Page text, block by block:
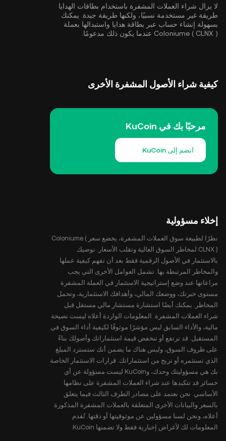
لا يزال شراء العملات المشفرة باستخدام بطاقات الهدايا
طريقة غير مستخدمة نسبيًا، ولكنها طريقة جيدة. يمكنك
بسهولة إنشاء حساب عبر بطاقة هدايا واستبدالها بعملة
Coloniume ( CLNX ) عندما يكون ذلك مدعومًا.
كيفية شراء الأصول المشفرة الأخرى
مرحبًا بك في KuCoin
انضم إلى KuCoin
إخلاء مسؤولية
نظرًا لطبيعة سوق العملات المشفرة، يخضع سعر Coloniume (
CLNX ) لمخاطر السوق العالية وتقلب الأسعار. نوصيك
بالاستثمار في الأصول الرقمية فقط بعد أن تفهم كيفية عملها
والمخاطر المرتبطة بها. تشمل العوامل الأخرى التي يجب
مراعاتها عند وضع إستراتيجية الاستثمار في العملة المشفرة
مستوى خبرتك، ووضعك المالي، وأهدافك الاستثمارية، وتحمل
المخاطر. يمكنك أيضًا استشارة مستشار مالي مستقل قبل
شراء العملات المشفرة. المعلومات الواردة أعلاه ليست نصيحة
مالية، والأداء السابق ليس مؤشرًا موثوقًا لكيفية أداء السوق في
المستقبل. قد ترتفع أو تنخفض قيمة استثماراتك وأصولك بناءً
على ظروف السوق، وليس هناك ما يضمن أنك ستسترد المبلغ
الذي تستثمره أو تربح من استثماراتك. قرارات الاستثمار الخاصة
بك هي مسؤوليتك وحدك، وKuCoin ليست مسؤولة عن أي
خسائر قد تتكبدها عند شراء العملات المشفرة على نظامها
الأساسي. نحن نعتمد على مصادر الطرف الثالث فيما يتعلق
بالسعر والبيانات الأخرى المتعلقة بالعملات المشفرة المذكورة
أعلاه، ونحن لسنا مسؤولين عن موثوقيتها أو دقتها. تُقدم
المعلومات لك لأغراض إخبارية فقط ولا تضمنها KuCoin.